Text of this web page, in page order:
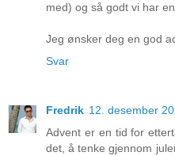
med) og så godt vi har
Jeg ønsker deg en god
Svar
Fredrik 12. desember
Advent er en tid for
det, å tenke gjennom